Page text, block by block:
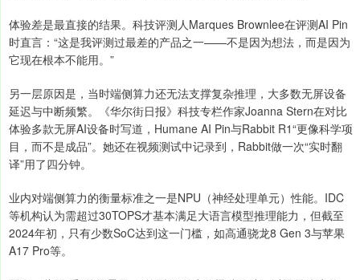
体验差是最直接的结果。科技评测人Marques Brownlee在评测AI Pin
时直言：“这是我评测过最差的产品之一——不是因为想法，而是因为
它现在根本不能用。”
另一层原因是，当时端侧算力还无法支撑复杂推理，大多数无屏设备
延迟与中断频繁。《华尔街日报》科技专栏作家Joanna Stern在对比
体验多款无屏AI设备时写道，Humane AI Pin与Rabbit R1“更像科学项
目，而不是成品”。她还在视频测试中记录到，Rabbit做一次“实时翻
译”用了四分钟。
业内对端侧算力的衡量标准之一是NPU（神经处理单元）性能。IDC
等机构认为需超过30TOPS才基本满足大语言模型推理能力，但截至
2024年初，只有少数SoC达到这一门槛，如高通骁龙8 Gen 3与苹果
A17 Pro等。